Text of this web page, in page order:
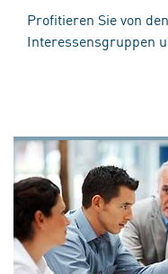
Profitieren Sie von
Interessensgruppen